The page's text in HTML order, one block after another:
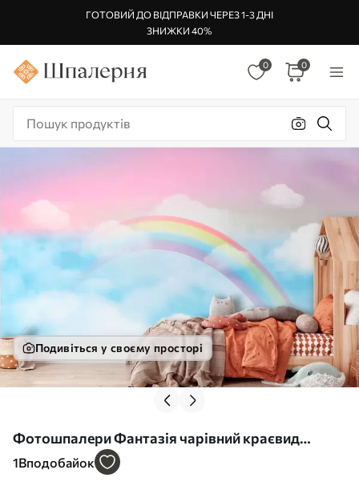
ГОТОВИЙ ДО ВІДПРАВКИ ЧЕРЕЗ 1-3 ДНІ
ЗНИЖКИ 40%
0 0
Подивіться у своєму просторі
Фотошпалери Фантазія чарівний краєвид
веселка на небі u95094
1Вподобайок